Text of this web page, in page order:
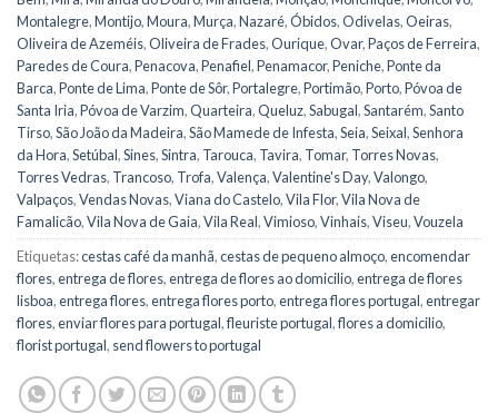
Montalegre,Montijo,Moura,Murça,Nazaré,Óbidos,Odivelas,Oeiras,
Oliveira de Azeméis,Oliveira de Frades,Ourique,Ovar,Paços de Ferreira,
Paredes de Coura,Penacova,Penafiel,Penamacor,Peniche,Ponte da
Barca,Ponte de Lima,Ponte de Sôr,Portalegre,Portimão,Porto,Póvoa de
Santa Iria,Póvoa de Varzim,Quarteira,Queluz,Sabugal,Santarém,Santo
Tirso,São João da Madeira,São Mamede de Infesta,Seia,Seixal,Senhora
da Hora,Setúbal,Sines,Sintra, Tarouca, Tavira, Tomar, Torres Novas,
Torres Vedras, Trancoso, Trofa,Valença,Valentine's Day,Valongo,
Valpaços,Vendas Novas,Viana do Castelo,Vila Flor,Vila Nova de
Famalicão,Vila Nova de Gaia,Vila Real,Vimioso,Vinhais,Viseu,Vouzela
Etiquetas:cestas café da manhã,cestas de pequeno almoço,encomendar
flores,entrega de flores,entrega de flores ao domicilio,entrega de flores
lisboa,entrega flores,entrega flores porto,entrega flores portugal,entregar
flores,enviar flores para portugal,fleuriste portugal,flores a domicilio,
florist portugal, send flowers to portugal